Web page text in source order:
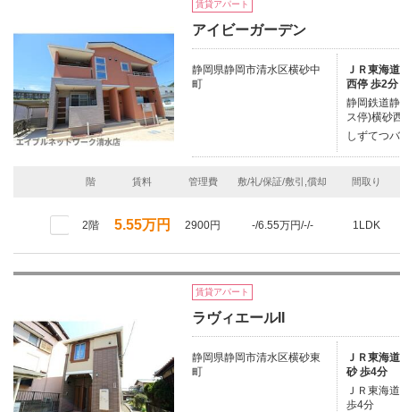
賃貸アパート
アイビーガーデン
静岡県静岡市清水区横砂中
町
ＪＲ東海
西停 歩2分
静岡鉄道
ス停)横砂
しずてつ
階 賃料 管理費 敷/礼/保証/敷引,償却 間取り
2階 5.55万円 2900円 -/6.55万円/-/- 1LDK
賃貸アパート
ラヴィエールII
静岡県静岡市清水区横砂東
町
ＪＲ東海
砂 歩4分
ＪＲ東海
歩4分